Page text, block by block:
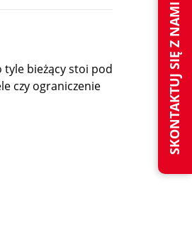
SKONTAKTUJ SIĘ Z NAMI
tyle bieżący stoi pod
czy ograniczenie